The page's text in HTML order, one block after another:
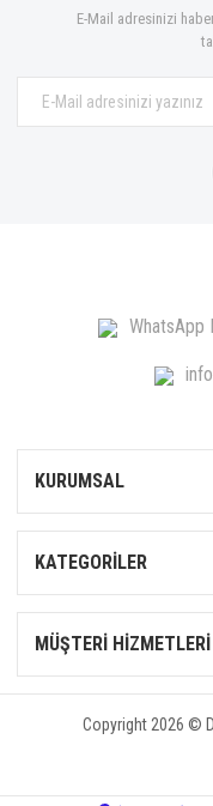
E-Mail adresinizi
WhatsApp
KURUMSAL
KATEGORİLER
MÜŞTERİ HİZMETLERİ
Copyright 2026 ©